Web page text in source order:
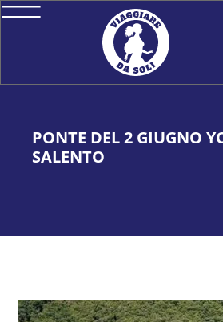
PONTE DEL 2 GIUGNO
SALENTO